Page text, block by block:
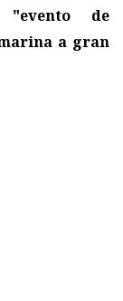
"evento de
a gran